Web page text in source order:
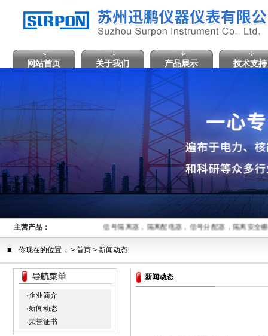
网站首页 关于我们 产品展示 技术支持
主营产品： 信号隔离器，隔离配电器，信号分配器，隔离安全
■ 你现在的位置： > 首页 > 新闻动态
·企业简介
·新闻动态
·荣誉证书
新闻动态